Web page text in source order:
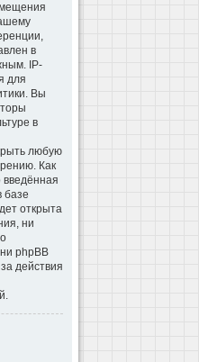
в
IP-
для
Вы
в
любую
Как
введённая
базе
открыта
ни
phpBB
действия